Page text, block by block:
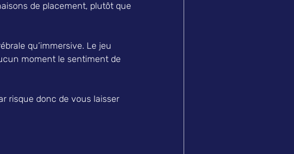
de placement, plutôt que
qu’immersive. Le jeu
moment le sentiment de
risque donc de vous laisser